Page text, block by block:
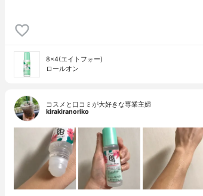
8×4(エイトフォー)
ロールオン
コスメと口コミが大好きな専業主婦
kirakiranoriko